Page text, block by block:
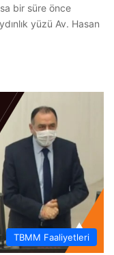
bir süre önce
yüzü Av. Hasan
TBMM Faaliyetleri